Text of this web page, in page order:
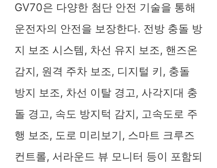
GV70은 다양한 첨단 안전 기술을 통해
운전자의 안전을 보장한다. 전방 충돌 방
지 보조 시스템, 차선 유지 보조, 핸즈온
감지, 원격 주차 보조, 디지털 키, 충돌
방지 보조, 차선 이탈 경고, 사각지대 충
돌 경고, 속도 방지턱 감지, 고속도로 주
행 보조, 도로 미리보기, 스마트 크루즈
컨트롤, 서라운드 뷰 모니터 등이 포함되